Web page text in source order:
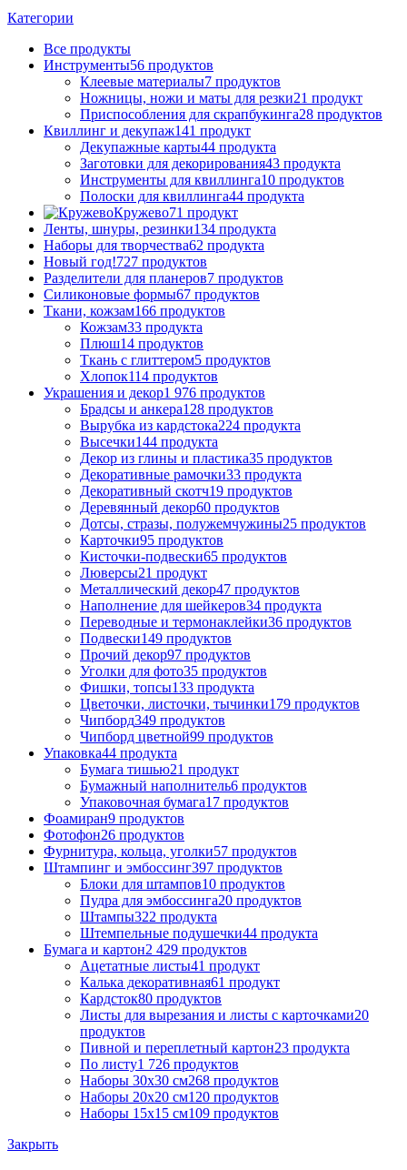
Категории
Все продукты
Инструменты56 продуктов
Клеевые материалы7 продуктов
Ножницы, ножи и маты для резки21 продукт
Приспособления для скрапбукинга28 продуктов
Квиллинг и декупаж141 продукт
Декупажные карты44 продукта
Заготовки для декорирования43 продукта
Инструменты для квиллинга10 продуктов
Полоски для квиллинга44 продукта
Кружево71 продукт
Ленты, шнуры, резинки134 продукта
Наборы для творчества62 продукта
Новый год!727 продуктов
Разделители для планеров7 продуктов
Силиконовые формы67 продуктов
Ткани, кожзам166 продуктов
Кожзам33 продукта
Плюш14 продуктов
Ткань с глиттером5 продуктов
Хлопок114 продуктов
Украшения и декор1 976 продуктов
Брадсы и анкера128 продуктов
Вырубка из кардстока224 продукта
Высечки144 продукта
Декор из глины и пластика35 продуктов
Декоративные рамочки33 продукта
Декоративный скотч19 продуктов
Деревянный декор60 продуктов
Дотсы, стразы, полужемчужины25 продуктов
Карточки95 продуктов
Кисточки-подвески65 продуктов
Люверсы21 продукт
Металлический декор47 продуктов
Наполнение для шейкеров34 продукта
Переводные и термонаклейки36 продуктов
Подвески149 продуктов
Прочий декор97 продуктов
Уголки для фото35 продуктов
Фишки, топсы133 продукта
Цветочки, листочки, тычинки179 продуктов
Чипборд349 продуктов
Чипборд цветной99 продуктов
Упаковка44 продукта
Бумага тишью21 продукт
Бумажный наполнитель6 продуктов
Упаковочная бумага17 продуктов
Фоамиран9 продуктов
Фотофон26 продуктов
Фурнитура, кольца, уголки57 продуктов
Штампинг и эмбоссинг397 продуктов
Блоки для штампов10 продуктов
Пудра для эмбоссинга20 продуктов
Штампы322 продукта
Штемпельные подушечки44 продукта
Бумага и картон2 429 продуктов
Ацетатные листы41 продукт
Калька декоративная61 продукт
Кардсток80 продуктов
Листы для вырезания и листы с карточками20
продуктов
Пивной и переплетный картон23 продукта
По листу1 726 продуктов
Наборы 30х30 см268 продуктов
Наборы 20х20 см120 продуктов
Наборы 15х15 см109 продуктов
Закрыть